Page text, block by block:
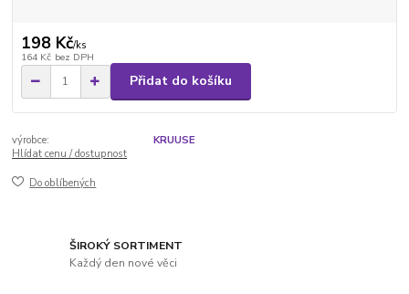
198 Kč/ks
164 Kč bez DPH
Přidat do košíku
výrobce:
KRUUSE
Hlídat cenu / dostupnost
Do oblíbených
ŠIROKÝ SORTIMENT
Každý den nové věci